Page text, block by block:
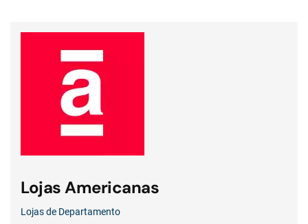
Lojas Americanas
Lojas de Departamento